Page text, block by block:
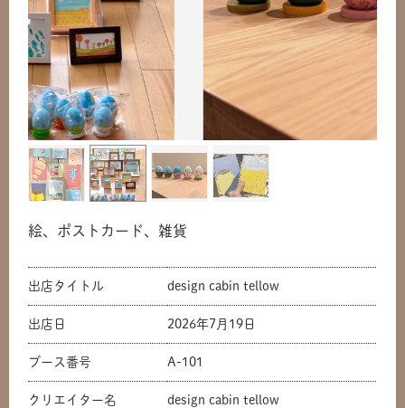
絵、ポストカード、雑貨
出店タイトル design cabin tellow
出店日 2026年7月19日
ブース番号 A-101
クリエイター名 design cabin tellow